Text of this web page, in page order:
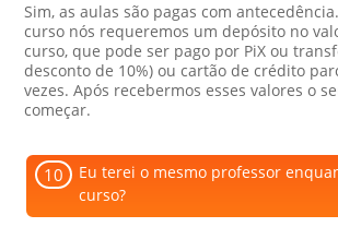
Sim, as aulas são pagas com
curso nós requeremos um depósito no
curso, que pode ser pago por PiX ou
desconto de 10%) ou cartão de crédito
vezes. Após recebermos esses valores o
começar.
10
Eu terei o mesmo professor
curso?